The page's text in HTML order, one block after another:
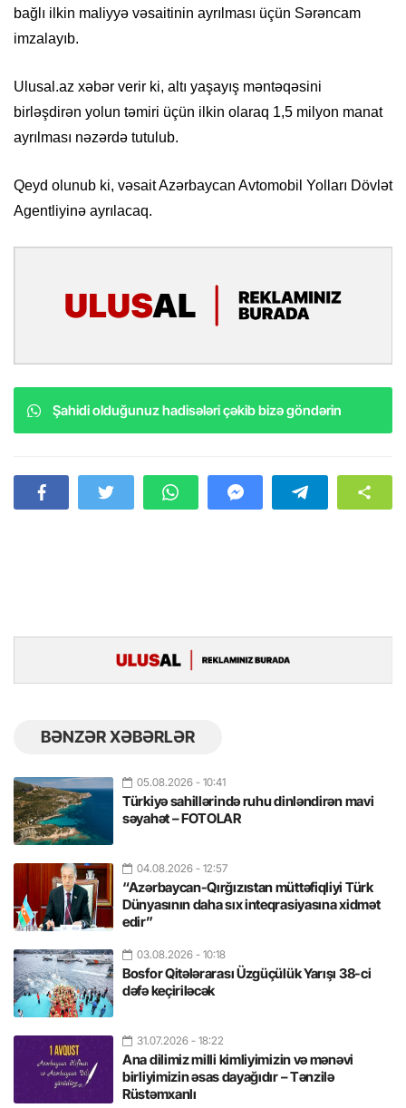
bağlı ilkin maliyyə vəsaitinin ayrılması üçün Sərəncam
imzalayıb.
Ulusal.az xəbər verir ki, altı yaşayış məntəqəsini
birləşdirən yolun təmiri üçün ilkin olaraq 1,5 milyon manat
ayrılması nəzərdə tutulub.
Qeyd olunub ki, vəsait Azərbaycan Avtomobil Yolları Dövlət
Agentliyinə ayrılacaq.
Şahidi olduğunuz hadisələri çəkib bizə göndərin
BƏNZƏR XƏBƏRLƏR
05.08.2026 - 10:41
Türkiyə sahillərində ruhu dinləndirən mavi
səyahət – FOTOLAR
04.08.2026 - 12:57
“Azərbaycan-Qırğızıstan müttəfiqliyi Türk
Dünyasının daha sıx inteqrasiyasına xidmət
edir”
03.08.2026 - 10:18
Bosfor Qitələrarası Üzgüçülük Yarışı 38-ci
dəfə keçiriləcək
31.07.2026 - 18:22
Ana dilimiz milli kimliyimizin və mənəvi
birliyimizin əsas dayağıdır – Tənzilə
Rüstəmxanlı